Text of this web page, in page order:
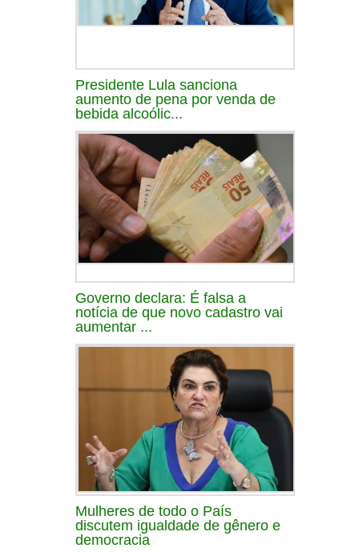
Presidente Lula sanciona
aumento de pena por venda de
bebida alcoólic...
Governo declara: É falsa a
notícia de que novo cadastro vai
aumentar ...
Mulheres de todo o País
discutem igualdade de gênero e
democracia